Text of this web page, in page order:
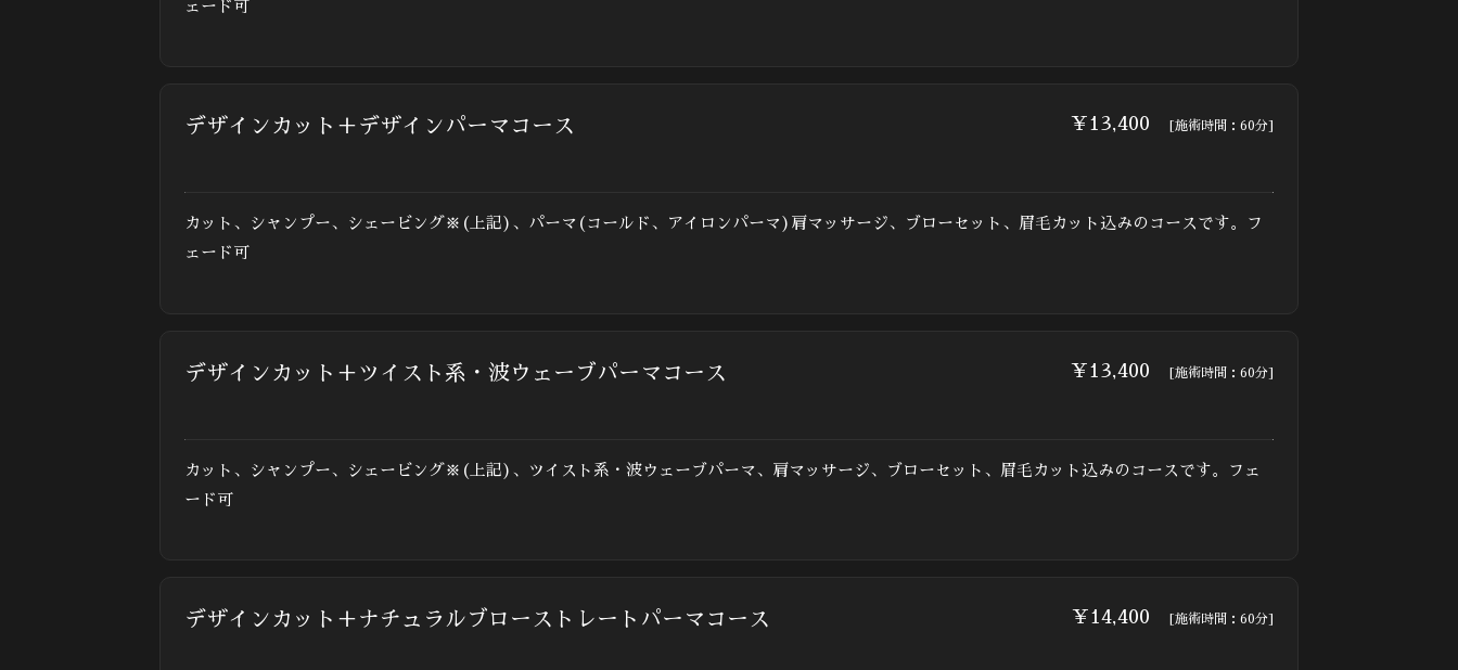
ェード可
デザインカット＋デザインパーマコース ￥13,400 [施術時間：60分]
カット、シャンプー、シェービング※(上記)、パーマ(コールド、アイロンパーマ)肩マッサージ、ブローセット、眉毛カット込みのコースです。フ
ェード可
デザインカット＋ツイスト系・波ウェーブパーマコース ￥13,400 [施術時間：60分]
カット、シャンプー、シェービング※(上記)、ツイスト系・波ウェーブパーマ、肩マッサージ、ブローセット、眉毛カット込みのコースです。フェ
ード可
デザインカット＋ナチュラルブローストレートパーマコース ￥14,400 [施術時間：60分]